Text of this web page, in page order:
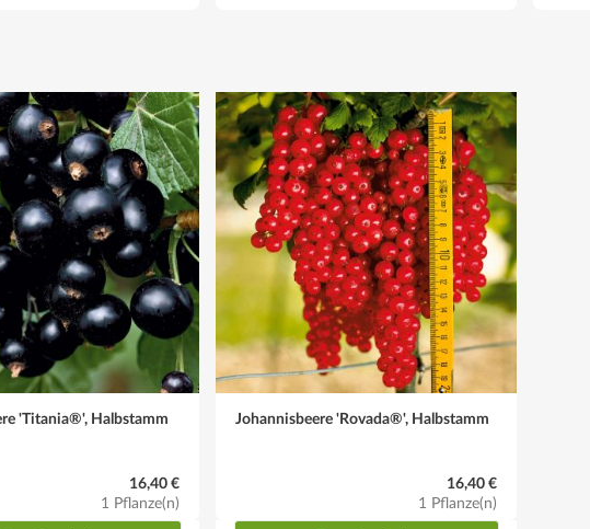
Danach ist mit einer jährlichen Fruchtbildung zu rechnen
6 Augen eingekürzt. Dieser Rückschnitt erfolgt nach dem Blattabfall. Bei älteren
'Titania®', Halbstamm
16,40 €
1 Pflanze(n)
Johannisbeere 'Rovada®', Halbstamm
16,40 €
1 Pflanze(n)